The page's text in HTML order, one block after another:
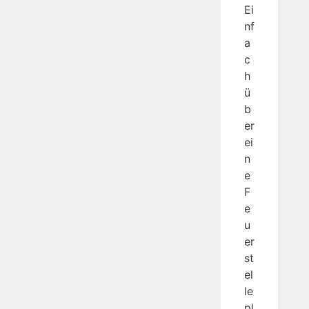
Ei
nf
a
c
h
ü
b
er
ei
n
e
F
e
u
er
st
el
le